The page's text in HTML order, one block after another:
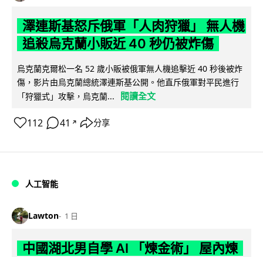
澤連斯基怒斥俄軍「人肉狩獵」 無人機
追殺烏克蘭小販近 40 秒仍被炸傷
烏克蘭克爾松一名 52 歲小販被俄軍無人機追擊近 40 秒後被炸
傷，影片由烏克蘭總統澤連斯基公開。他直斥俄軍對平民進行
「狩獵式」攻擊，烏克蘭...
閱讀全文
112 41 ↗ 分享
人工智能
Lawton 1 日
中國湖北男自學 AI 「煉金術」 屋內煉